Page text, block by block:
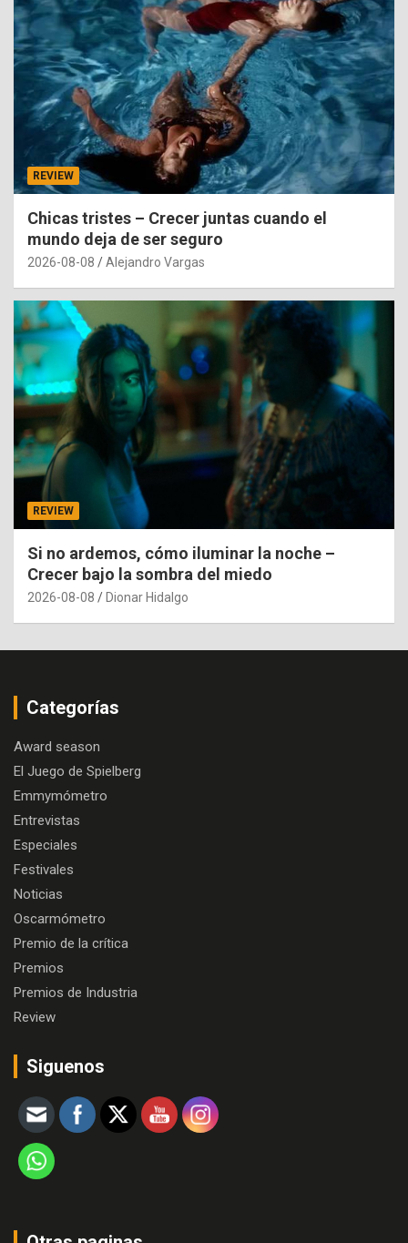
REVIEW
Chicas tristes – Crecer juntas cuando el
mundo deja de ser seguro
2026-08-08 Alejandro Vargas
REVIEW
Si no ardemos, cómo iluminar la noche –
Crecer bajo la sombra del miedo
2026-08-08 Dionar Hidalgo
Categorías
Award season
El Juego de Spielberg
Emmymómetro
Entrevistas
Especiales
Festivales
Noticias
Oscarmómetro
Premio de la crítica
Premios
Premios de Industria
Review
Siguenos